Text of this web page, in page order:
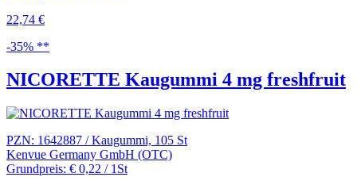
22,74 €
-35% **
NICORETTE Kaugummi 4 mg freshfruit
PZN: 1642887 / Kaugummi, 105 St
Kenvue Germany GmbH (OTC)
Grundpreis: € 0,22 / 1St